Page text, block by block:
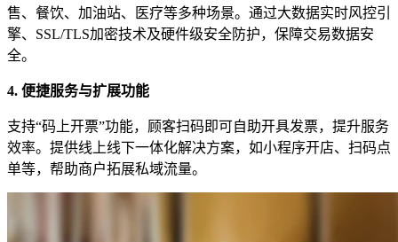
售、餐饮、加油站、医疗等多种场景。通过大数据实时风控引
擎、SSL/TLS加密技术及硬件级安全防护，保障交易数据安
全。
4. 便捷服务与扩展功能
支持“码上开票”功能，顾客扫码即可自助开具发票，提升服务
效率。提供线上线下一体化解决方案，如小程序开店、扫码点
单等，帮助商户拓展私域流量。